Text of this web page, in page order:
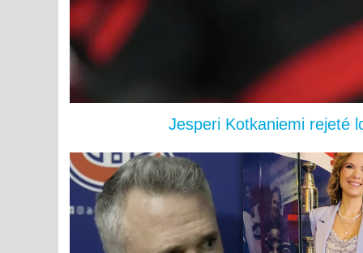
Jesperi Kotkaniemi rejeté